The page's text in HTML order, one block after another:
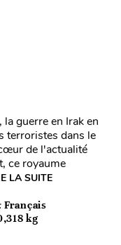
guerre en Irak en
terroristes dans le
de l'actualité
ce royaume
LA SUITE
Français
kg